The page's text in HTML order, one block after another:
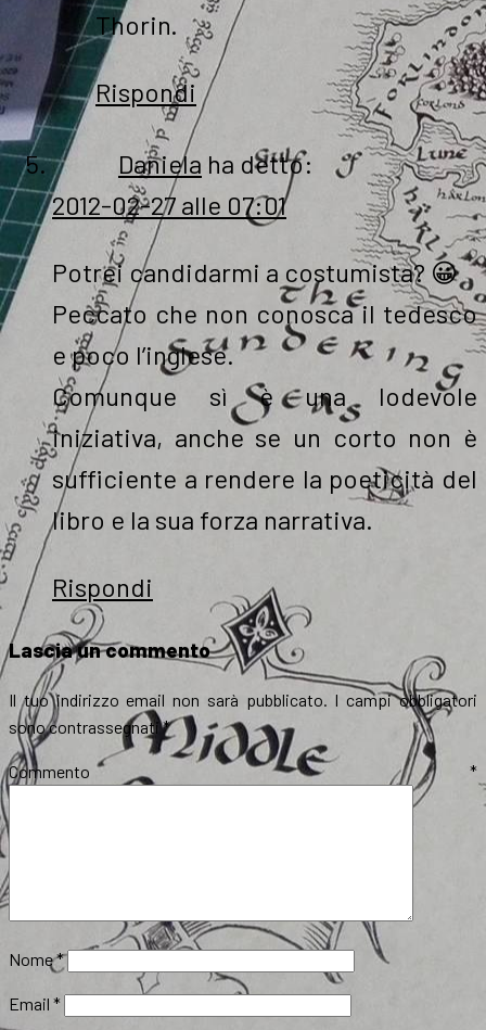
Thorin.
Rispondi
Daniela ha detto:
2012-02-27 alle 07:01
Potrei candidarmi a costumista? 😀
Peccato che non conosca il tedesco
e poco l’inglese.
Comunque sì è una lodevole
iniziativa, anche se un corto non è
sufficiente a rendere la poeticità del
libro e la sua forza narrativa.
Rispondi
Lascia un commento
Il tuo indirizzo email non sarà pubblicato.
I campi obbligatori
sono contrassegnati*
Commento *
Nome*
Email *